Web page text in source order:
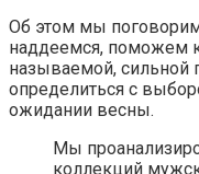
Об этом мы
наддеемся, поможем
называемой, сильной
определиться с
ожидании весны.
Мы
коллекций